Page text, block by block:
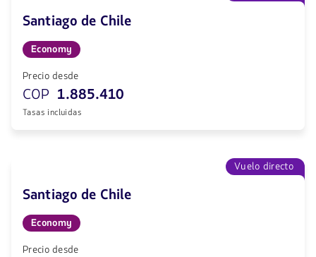
Santiago de Chile
Economy
Precio desde
COP 1.885.410
Tasas incluidas
Vuelo directo
Santiago de Chile
Economy
Precio desde